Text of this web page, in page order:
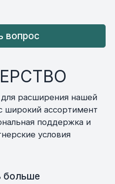
вопрос
расширения нашей
широкий ассортимент
поддержка и
условия
больше